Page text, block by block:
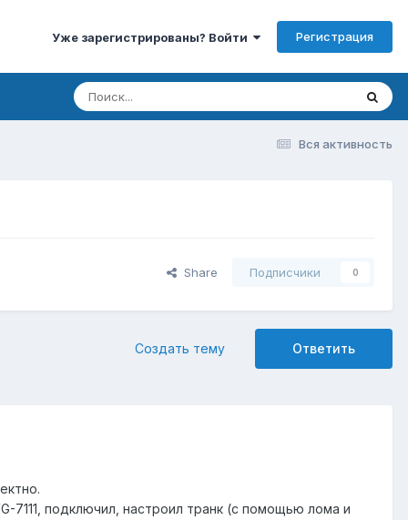
Уже зарегистрированы? Войти Регистрация
Вся активность
Share Подписчики 0
Ответить
Создать тему
подключил, настроил транк (с помощью лома и